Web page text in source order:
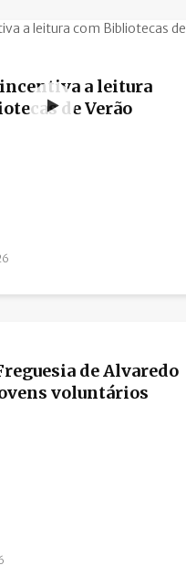
a leitura
de Verão
de Alvaredo
voluntários